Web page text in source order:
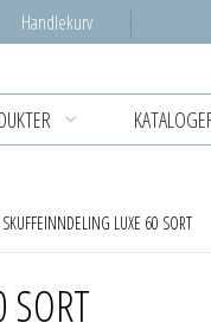
Handlekurv
SKUFFEINNDELING LUXE 60 SORT